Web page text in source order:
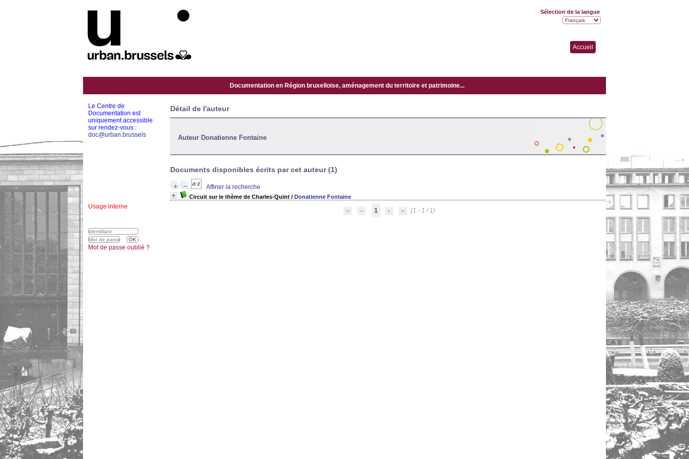
Accueil
Documentation en Région bruxelloise, aménagement du territoire et patrimoine...
Détail de l'auteur
Auteur Donatienne Fontaine
Documents disponibles écrits par cet auteur (1)
Affiner la recherche
Circuit sur le thème de Charles-Quint / Donatienne Fontaine
1 (1 - 1 / 1)
Le Centre de
Documentation est
uniquement accessible
sur rendez-vous :
doc@urban.brussels
Usage interne
Sélection de la langue
Mot de passe oublié ?